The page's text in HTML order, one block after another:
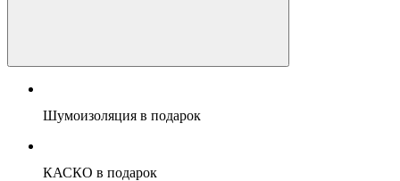
Шумоизоляция в подарок
КАСКО в подарок